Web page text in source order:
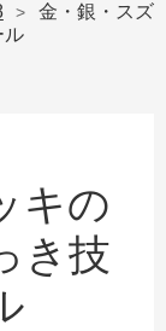
>
金・銀・スズ
ル
キの
き技